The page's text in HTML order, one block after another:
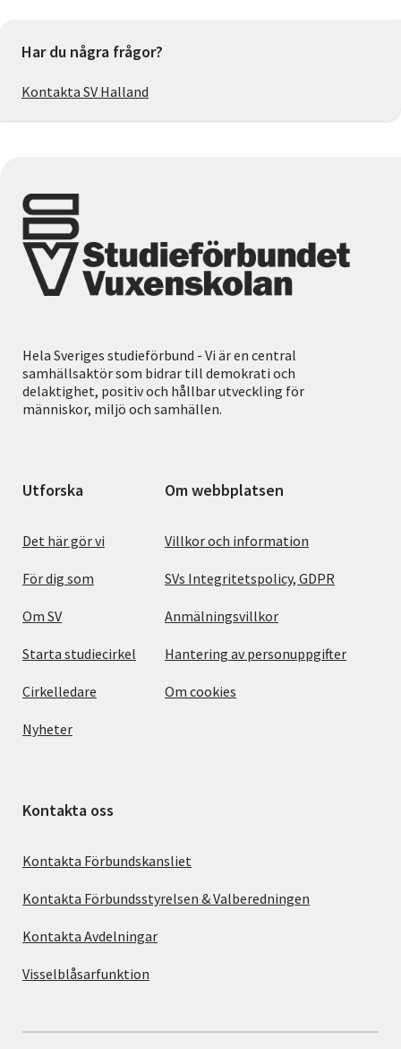
Har du några frågor?
Kontakta SV Halland
Hela Sveriges studieförbund - Vi är en central
samhällsaktör som bidrar till demokrati och
delaktighet, positiv och hållbar utveckling för
människor, miljö och samhällen.
Utforska
Det här gör vi
För dig som
Om SV
Starta studiecirkel
Cirkelledare
Nyheter
Om webbplatsen
Villkor och information
SVs Integritetspolicy, GDPR
Anmälningsvillkor
Hantering av personuppgifter
Om cookies
Kontakta oss
Kontakta Förbundskansliet
Kontakta Förbundsstyrelsen & Valberedningen
Kontakta Avdelningar
Visselblåsarfunktion